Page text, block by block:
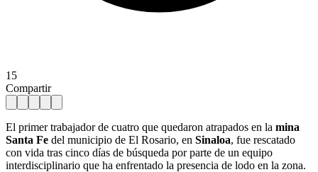
15
Compartir
El primer trabajador de cuatro que quedaron atrapados en la mina
Santa Fe del municipio de El Rosario, en Sinaloa, fue rescatado
con vida tras cinco días de búsqueda por parte de un equipo
interdisciplinario que ha enfrentado la presencia de lodo en la zona.